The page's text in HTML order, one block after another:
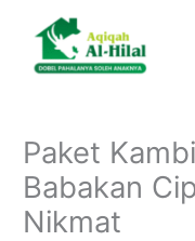
content
Paket
Babakan
Nikmat